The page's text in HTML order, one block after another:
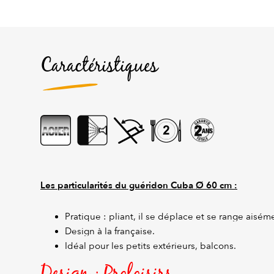
Caractéristiques
Les particularités du guéridon Cuba Ø 60 cm :
Pratique : pliant, il se déplace et se range
Design à la française.
Idéal pour les petits extérieurs, balcons.